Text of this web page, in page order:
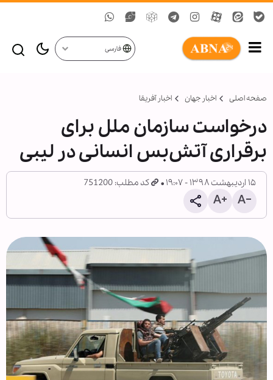
فارسی
صفحه اصلی اخبار جهان اخبار آفریقا
درخواست سازمان ملل برای
برقراری آتش‌بس انسانی در لیبی
۱۵ اردیبهشت ۱۳۹۸ - ۱۹:۰۷ کد مطلب: 751200